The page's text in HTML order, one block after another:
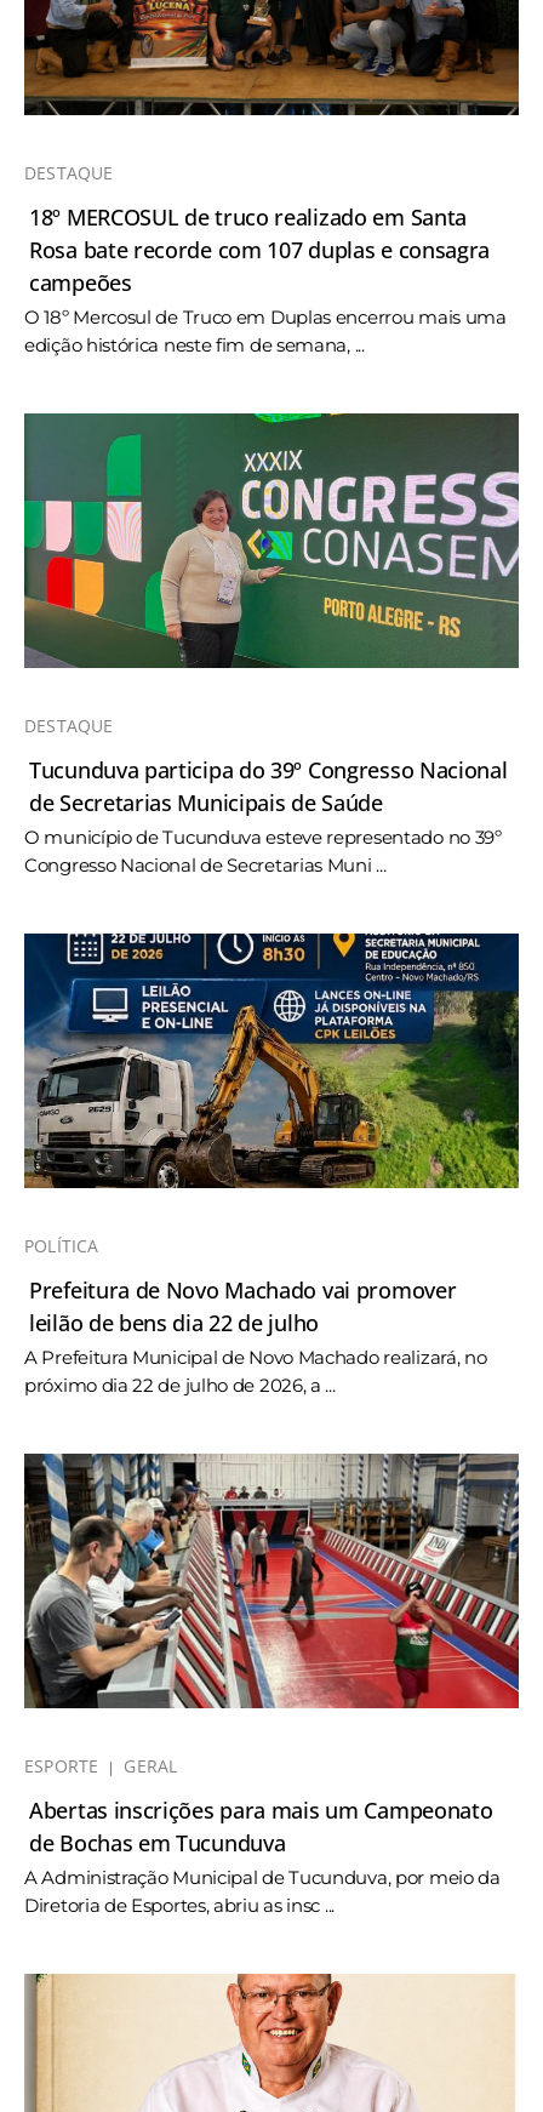
DESTAQUE
18º MERCOSUL de truco realizado em Santa
Rosa bate recorde com 107 duplas e consagra
campeões
O 18º Mercosul de Truco em Duplas encerrou mais uma
edição histórica neste fim de semana, ...
DESTAQUE
Tucunduva participa do 39º Congresso Nacional
de Secretarias Municipais de Saúde
O município de Tucunduva esteve representado no 39º
Congresso Nacional de Secretarias Muni ...
POLÍTICA
Prefeitura de Novo Machado vai promover
leilão de bens dia 22 de julho
A Prefeitura Municipal de Novo Machado realizará, no
próximo dia 22 de julho de 2026, a ...
ESPORTE GERAL
Abertas inscrições para mais um Campeonato
de Bochas em Tucunduva
A Administração Municipal de Tucunduva, por meio da
Diretoria de Esportes, abriu as insc ...